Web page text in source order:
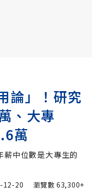
論」！研究
、大專
萬
薪中位數是大專生的
12-20 瀏覽數63,300+